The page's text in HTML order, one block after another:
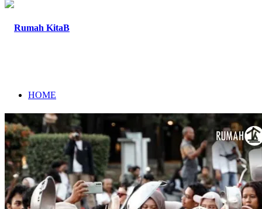
HOME
TENTANG